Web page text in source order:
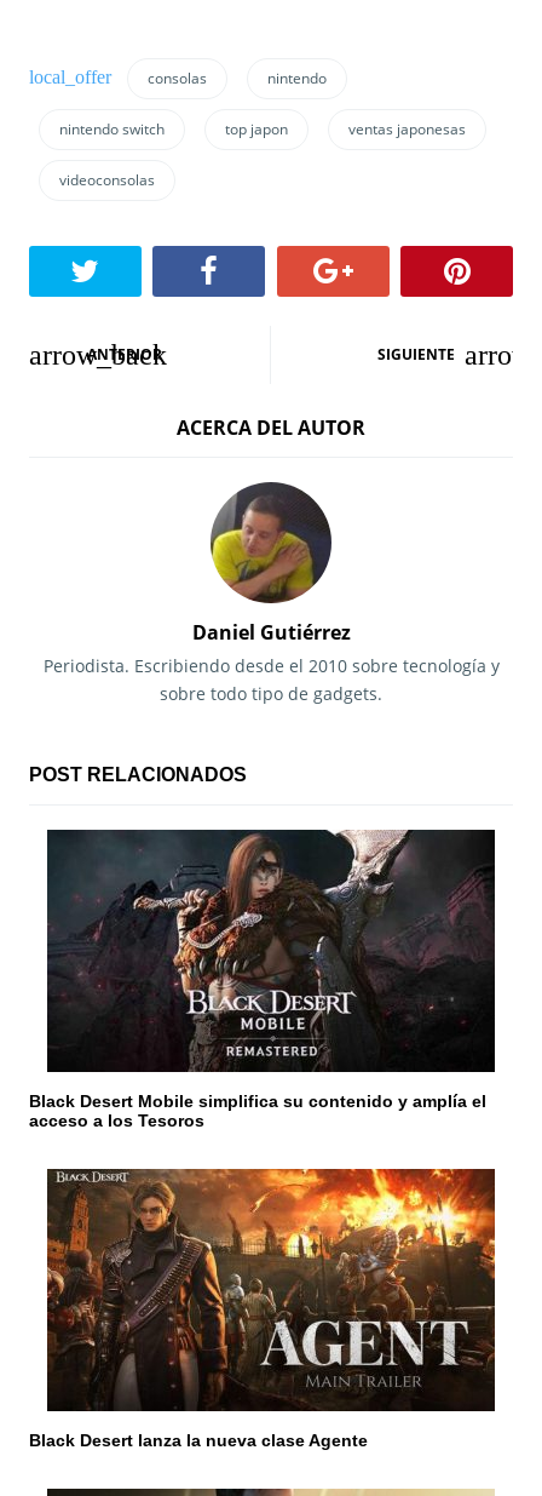
consolas nintendo
nintendo switch top japon ventas japonesas
videoconsolas
N
n
n
a
d
a
s
ANTERIOR SIGUIENTE
ACERCA DEL AUTOR
Daniel Gutiérrez
Periodista. Escribiendo desde el 2010 sobre tecnología y
sobre todo tipo de gadgets.
POST RELACIONADOS
Black Desert Mobile simplifica su contenido y amplía el
acceso a los Tesoros
Black Desert lanza la nueva clase Agente